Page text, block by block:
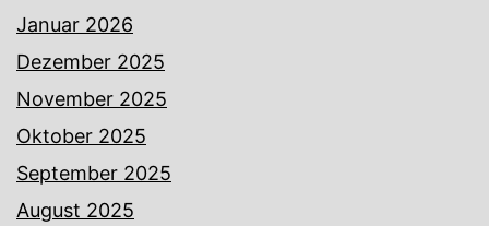
Januar 2026
Dezember 2025
November 2025
Oktober 2025
September 2025
August 2025